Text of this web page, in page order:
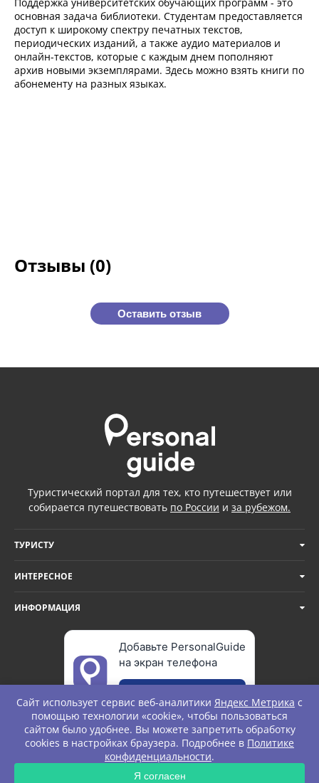
Поддержка университетских обучающих программ - это
основная задача библиотеки. Студентам предоставляется
доступ к широкому спектру печатных текстов,
периодических изданий, а также аудио материалов и
онлайн-текстов, которые с каждым днем пополняют
архив новыми экземплярами. Здесь можно взять книги по
абонементу на разных языках.
Отзывы (0)
Оставить отзыв
Туристический портал для тех, кто путешествует или
собирается путешествовать по России и за рубежом.
ТУРИСТУ
ИНТЕРЕСНОЕ
ИНФОРМАЦИЯ
Добавьте PersonalGuide
на экран телефона
© Personal Guide. All rights Reserved.
Сайт использует сервис веб-аналитики Яндекс Метрика с
помощью технологии «cookie», чтобы пользоваться
сайтом было удобнее. Вы можете запретить обработку
cookies в настройках браузера. Подробнее в Политике
конфиденциальности.
Я согласен
ЗАПРОС